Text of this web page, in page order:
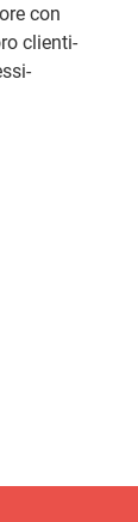
con
clienti-